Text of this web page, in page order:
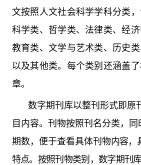
文按照人文社会科学学科分类
科学类、哲学类、法律类、经济
教育类、文学与艺术类、历史
以及其他类。每个类别还涵盖
章。
数字期刊库以整刊形式即原
目内容。刊物按照刊名分类，
期数，便于查看具体刊物内容，
特点。按照刊物类别，数字期刊